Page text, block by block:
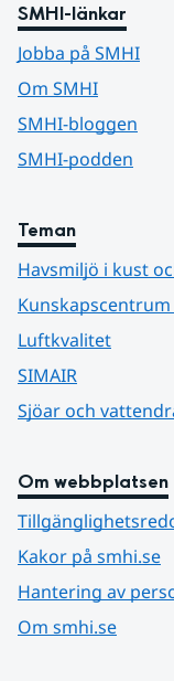
SMHI-länkar
Jobba på SMHI
Om SMHI
SMHI-bloggen
SMHI-podden
Teman
Havsmiljö i kust
Luftkvalitet
SIMAIR
Sjöar och
Om webbplatsen
Kakor på smhi.se
Hantering av
Om smhi.se